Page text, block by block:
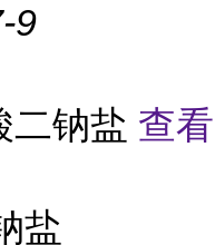
9
二钠盐 查看
盐